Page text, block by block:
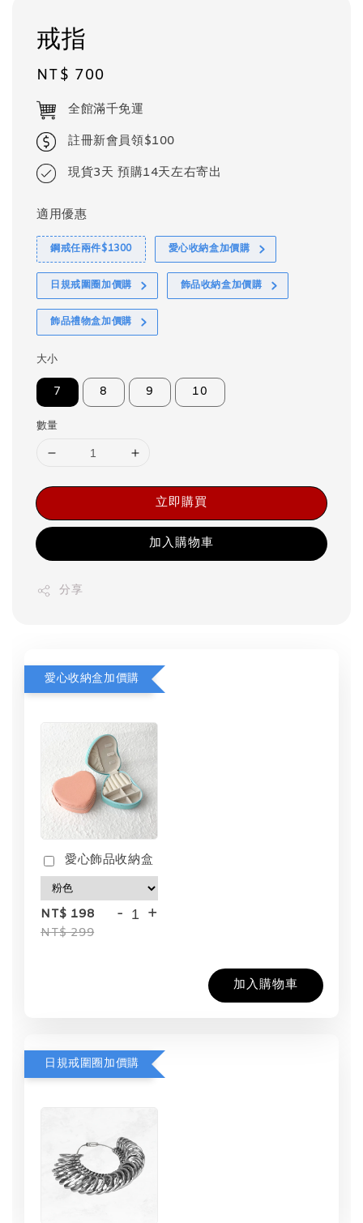
戒指
Regular
price
NT$ 700
全館滿千免運
註冊新會員領$100
現貨3天 預購14天左右寄出
適用優惠
鋼戒任兩件$1300 愛心收納盒加價購
日規戒圍圈加價購 飾品收納盒加價購
飾品禮物盒加價購
大小
7 8 9 10
數量
立即購買
加入購物車
分享
愛心收納盒加價購
愛心飾品收納盒
NT$ 198
NT$ 299
- +
加入購物車
日規戒圍圈加價購